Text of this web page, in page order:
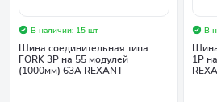
В наличии: 15 шт
Шина соединительная типа
FORK 3P на 55 модулей
(1000мм) 63А REXANT
В
1P